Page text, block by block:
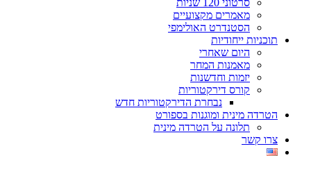
סרטוני 120 שניות
מאמרים מקצועיים
הסטנדרט האולימפי
תוכניות ייחודיות
היום שאחרי
מאמנות המחר
יזמות וחדשנות
קורס דירקטוריות
נבחרת הדירקטוריות חדש
הטרדה מינית ומוגנות בספורט
תלונה על הטרדה מינית
צרו קשר